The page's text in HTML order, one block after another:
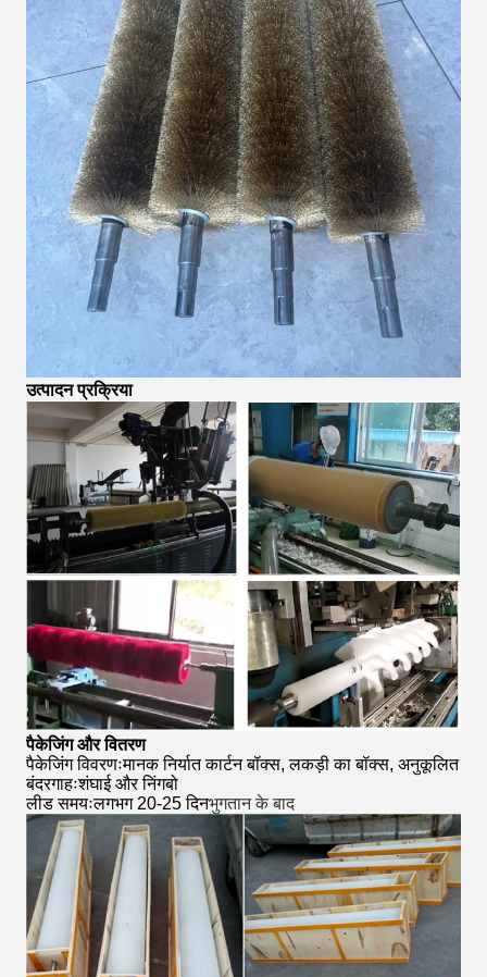
उत्पादन प्रक्रिया
पैकेजिंग और वितरण
पैकेजिंग विवरणःमानक निर्यात कार्टन बॉक्स, लकड़ी का बॉक्स, अनुकूलित
बंदरगाहःशंघाई और निंगबो
लीड समयःलगभग 20-25 दिनभुगतान के बाद